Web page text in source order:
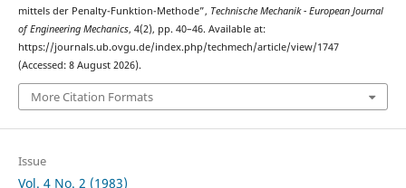
mittels der Penalty-Funktion-Methode”, Technische Mechanik - European Journal
of Engineering Mechanics, 4(2), pp. 40–46. Available at:
https://journals.ub.ovgu.de/index.php/techmech/article/view/1747
(Accessed: 8 August 2026).
More Citation Formats
Issue
Vol. 4 No. 2 (1983)